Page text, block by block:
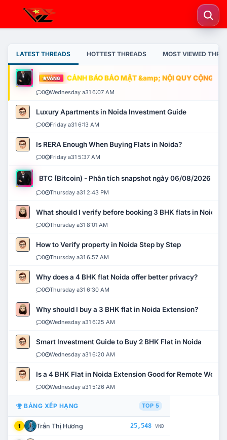
LATEST THREADS HOTTEST THREADS MOST VIEWED
VÀNG CẢNH BÁO BẢO MẬT &amp; NỘI QUY CỘNG
0 Wednesday a31 6:07 AM
Luxury Apartments in Noida Investment Guide
0 Friday a31 6:13 AM
Is RERA Enough When Buying Flats in Noida?
0 Friday a31 5:37 AM
BTC (Bitcoin) - Phân tích snapshot ngày 06/08/2026
0 Thursday a31 2:43 PM
What should I verify before booking 3 BHK flats in Noida?
0 Thursday a31 8:01 AM
How to Verify property in Noida Step by Step
0 Thursday a31 6:57 AM
Why does a 4 BHK flat Noida offer better privacy?
0 Thursday a31 6:30 AM
Why should I buy a 3 BHK flat in Noida Extension?
0 Wednesday a31 6:25 AM
Smart Investment Guide to Buy 2 BHK Flat in Noida
0 Wednesday a31 6:20 AM
Is a 4 BHK Flat in Noida Extension Good for Remote Work?
0 Wednesday a31 5:26 AM
BẢNG XẾP HẠNG TOP 5
1 Trần Thị Hương 25,548 VNĐ